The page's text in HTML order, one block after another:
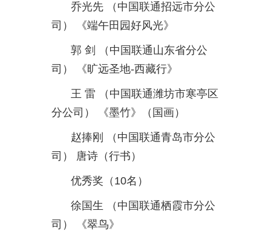
乔光先
（中国联通招远市分公
司）
《端午田园好风光》
郭 剑
（中国联通山东省分公
司）
《旷远圣地-西藏行》
王 雷
（中国联通潍坊市寒亭区
分公司）
《墨竹》（国画）
赵捧刚
（中国联通青岛市分公
司）
唐诗（行书）
优秀奖（ 10名）
徐国生
（中国联通栖霞市分公
司）
《翠鸟》